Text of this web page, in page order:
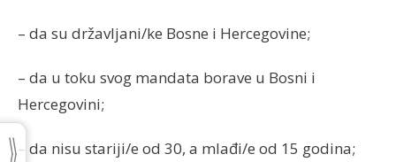
– da su državljani/ke Bosne i Hercegovine;
– da u toku svog mandata borave u Bosni i
Hercegovini;
– da nisu stariji/e od 30, a mlađi/e od 15 godina;